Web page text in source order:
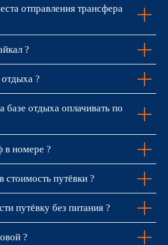
отправления трансфера
?
?
отдыха оплачивать по
в номере ?
стоимость путёвки ?
путёвку без питания ?
?